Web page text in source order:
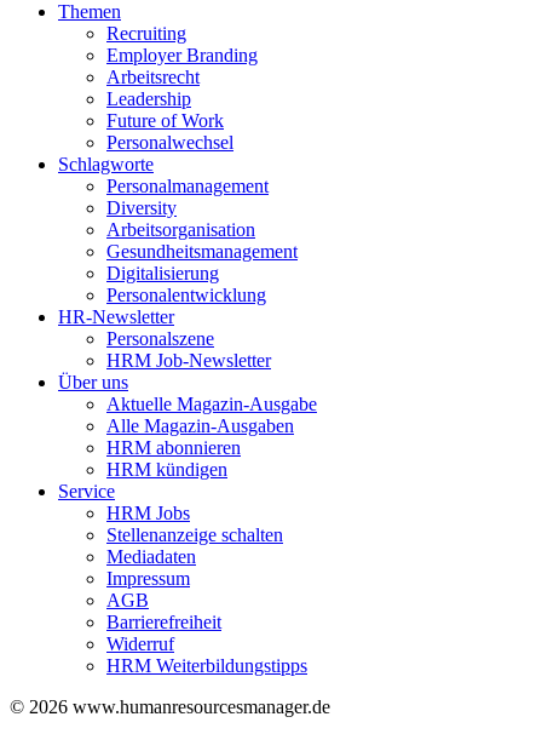
Themen
Recruiting
Employer Branding
Arbeitsrecht
Leadership
Future of Work
Personalwechsel
Schlagworte
Personalmanagement
Diversity
Arbeitsorganisation
Gesundheitsmanagement
Digitalisierung
Personalentwicklung
HR-Newsletter
Personalszene
HRM Job-Newsletter
Über uns
Aktuelle Magazin-Ausgabe
Alle Magazin-Ausgaben
HRM abonnieren
HRM kündigen
Service
HRM Jobs
Stellenanzeige schalten
Mediadaten
Impressum
AGB
Barrierefreiheit
Widerruf
HRM Weiterbildungstipps
© 2026 www.humanresourcesmanager.de